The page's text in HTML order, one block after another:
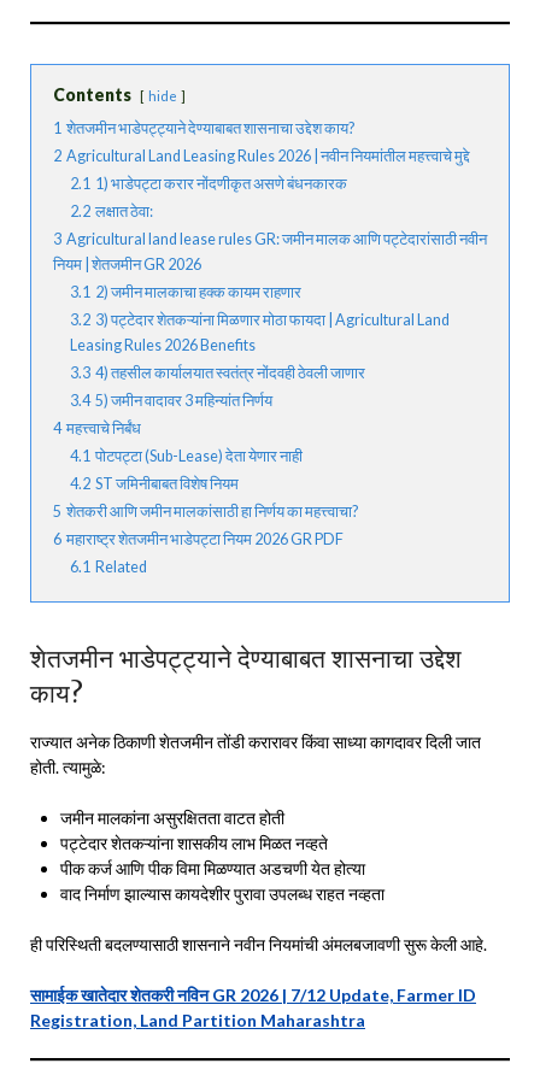
Contents hide
1 शेतजमीन भाडेपट्ट्याने देण्याबाबत शासनाचा उद्देश काय?
2 Agricultural Land Leasing Rules 2026 | नवीन नियमांतील महत्त्वाचे मुद्दे
2.1 1) भाडेपट्टा करार नोंदणीकृत असणे बंधनकारक
2.2 लक्षात ठेवा:
3 Agricultural land lease rules GR: जमीन मालक आणि पट्टेदारांसाठी नवीन
नियम | शेतजमीन GR 2026
3.1 2) जमीन मालकाचा हक्क कायम राहणार
3.2 3) पट्टेदार शेतकऱ्यांना मिळणार मोठा फायदा | Agricultural Land
Leasing Rules 2026 Benefits
3.3 4) तहसील कार्यालयात स्वतंत्र नोंदवही ठेवली जाणार
3.4 5) जमीन वादावर 3 महिन्यांत निर्णय
4 महत्त्वाचे निर्बंध
4.1 पोटपट्टा (Sub-Lease) देता येणार नाही
4.2 ST जमिनीबाबत विशेष नियम
5 शेतकरी आणि जमीन मालकांसाठी हा निर्णय का महत्त्वाचा?
6 महाराष्ट्र शेतजमीन भाडेपट्टा नियम 2026 GR PDF
6.1 Related
शेतजमीन भाडेपट्ट्याने देण्याबाबत शासनाचा उद्देश
काय?
राज्यात अनेक ठिकाणी शेतजमीन तोंडी करारावर किंवा साध्या कागदावर दिली जात
होती. त्यामुळे:
जमीन मालकांना असुरक्षितता वाटत होती
पट्टेदार शेतकऱ्यांना शासकीय लाभ मिळत नव्हते
पीक कर्ज आणि पीक विमा मिळण्यात अडचणी येत होत्या
वाद निर्माण झाल्यास कायदेशीर पुरावा उपलब्ध राहत नव्हता
ही परिस्थिती बदलण्यासाठी शासनाने नवीन नियमांची अंमलबजावणी सुरू केली आहे.
सामाईक खातेदार शेतकरी नविन GR 2026 | 7/12 Update, Farmer ID
Registration, Land Partition Maharashtra